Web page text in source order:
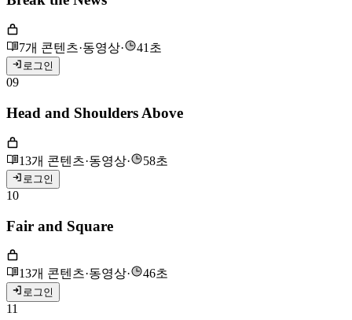
7개 콘텐츠·동영상· 41초
로그인
09
Head and Shoulders Above
13개 콘텐츠·동영상· 58초
로그인
10
Fair and Square
13개 콘텐츠·동영상· 46초
로그인
11